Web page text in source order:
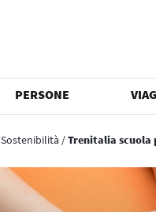
PERSONE
Sostenibilità /Trenitalia